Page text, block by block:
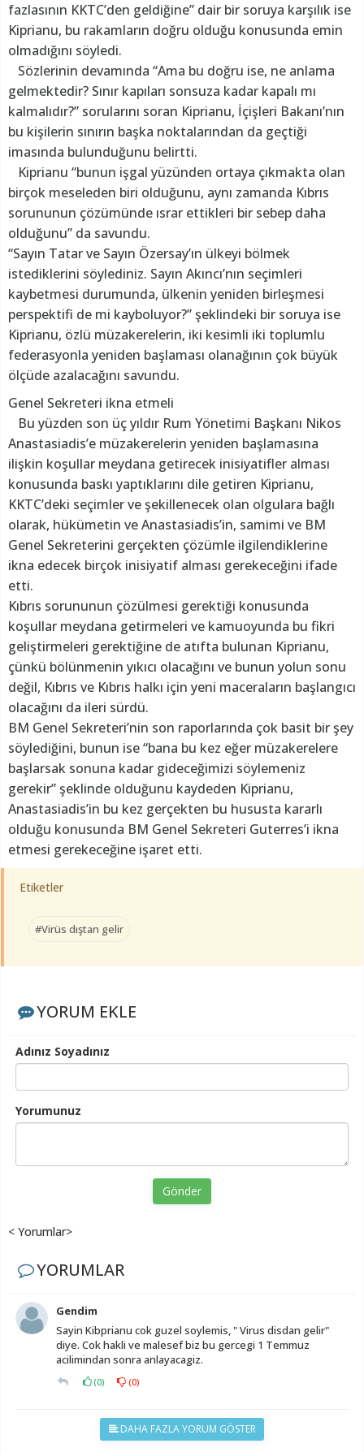
fazlasının KKTC’den geldiğine” dair bir soruya karşılık ise
Kiprianu, bu rakamların doğru olduğu konusunda emin
olmadığını söyledi.
Sözlerinin devamında “Ama bu doğru ise, ne anlama
gelmektedir? Sınır kapıları sonsuza kadar kapalı mı
kalmalıdır?” sorularını soran Kiprianu, İçişleri Bakanı’nın
bu kişilerin sınırın başka noktalarından da geçtiği
imasında bulunduğunu belirtti.
Kiprianu “bunun işgal yüzünden ortaya çıkmakta olan
birçok meseleden biri olduğunu, aynı zamanda Kıbrıs
sorununun çözümünde ısrar ettikleri bir sebep daha
olduğunu” da savundu.
“Sayın Tatar ve Sayın Özersay’ın ülkeyi bölmek
istediklerini söylediniz. Sayın Akıncı’nın seçimleri
kaybetmesi durumunda, ülkenin yeniden birleşmesi
perspektifi de mi kayboluyor?” şeklindeki bir soruya ise
Kiprianu, özlü müzakerelerin, iki kesimli iki toplumlu
federasyonla yeniden başlaması olanağının çok büyük
ölçüde azalacağını savundu.
Genel Sekreteri ikna etmeli
Bu yüzden son üç yıldır Rum Yönetimi Başkanı Nikos
Anastasiadis’e müzakerelerin yeniden başlamasına
ilişkin koşullar meydana getirecek inisiyatifler alması
konusunda baskı yaptıklarını dile getiren Kiprianu,
KKTC’deki seçimler ve şekillenecek olan olgulara bağlı
olarak, hükümetin ve Anastasiadis’in, samimi ve BM
Genel Sekreterini gerçekten çözümle ilgilendiklerine
ikna edecek birçok inisiyatif alması gerekeceğini ifade
etti.
Kıbrıs sorununun çözülmesi gerektiği konusunda
koşullar meydana getirmeleri ve kamuoyunda bu fikri
geliştirmeleri gerektiğine de atıfta bulunan Kiprianu,
çünkü bölünmenin yıkıcı olacağını ve bunun yolun sonu
değil, Kıbrıs ve Kıbrıs halkı için yeni maceraların başlangıcı
olacağını da ileri sürdü.
BM Genel Sekreteri’nin son raporlarında çok basit bir şey
söylediğini, bunun ise “bana bu kez eğer müzakerelere
başlarsak sonuna kadar gideceğimizi söylemeniz
gerekir” şeklinde olduğunu kaydeden Kiprianu,
Anastasiadis’in bu kez gerçekten bu hususta kararlı
olduğu konusunda BM Genel Sekreteri Guterres’i ikna
etmesi gerekeceğine işaret etti.
Etiketler
#Virüs dıştan gelir
YORUM EKLE
Adınız Soyadınız
Yorumunuz
Gönder
< Yorumlar>
YORUMLAR
Gendim
Sayin Kibprianu cok guzel soylemis, " Virus disdan gelir"
diye. Cok hakli ve malesef biz bu gercegi 1 Temmuz
acilimindan sonra anlayacagiz.
(0) (0)
DAHA FAZLA YORUM GÖSTER